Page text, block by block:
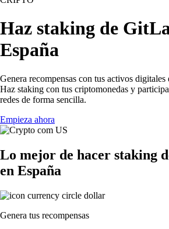
Haz staking de
España
Genera recompensas con tus activos
Haz staking con tus criptomonedas y
redes de forma sencilla.
Empieza ahora
Lo mejor de hacer staking
en España
Genera tus recompensas